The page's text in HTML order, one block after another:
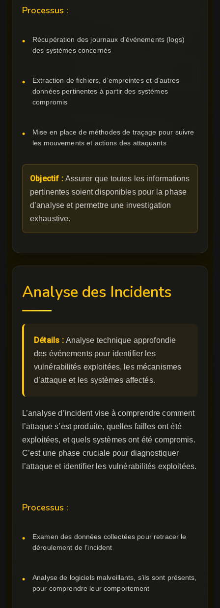
Processus :
Récupération des journaux d’événements (logs)
des systèmes concernés
Extraction de fichiers, d’empreintes et d’autres
données pertinentes à partir des systèmes
compromis
Mise en place de méthodes de traçage pour suivre
les mouvements et actions des attaquants
Objectif : Assurer que toutes les informations
pertinentes soient disponibles pour la phase
d’analyse et permettre une investigation
exhaustive.
Analyse des Incidents
Détails : Analyse technique approfondie
des événements pour identifier les
vulnérabilités exploitées, les mécanismes
d’attaque et les systèmes affectés.
L’analyse d’incident vise à comprendre comment
l’attaque s’est produite, quelles failles ont été
exploitées, et quels systèmes ont été compromis.
C’est une phase cruciale pour diagnostiquer
l’attaque et identifier les vulnérabilités exploitées.
Processus :
Examen des données collectées pour retracer le
déroulement de l’incident
Analyse de logiciels malveillants, s’ils sont présents,
pour comprendre leur comportement